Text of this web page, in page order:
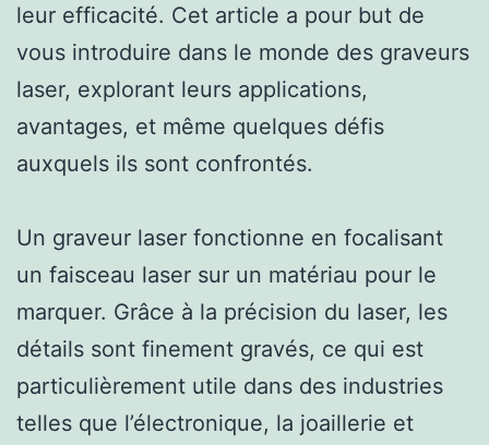
leur efficacité. Cet article a pour but de
vous introduire dans le monde des graveurs
laser, explorant leurs applications,
avantages, et même quelques défis
auxquels ils sont confrontés.
Un graveur laser fonctionne en focalisant
un faisceau laser sur un matériau pour le
marquer. Grâce à la précision du laser, les
détails sont finement gravés, ce qui est
particulièrement utile dans des industries
telles que l’électronique, la joaillerie et